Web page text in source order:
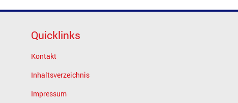
Quicklinks
Kontakt
Inhaltsverzeichnis
Impressum